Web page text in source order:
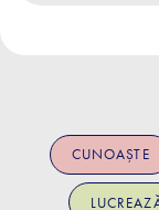
CUNOAȘTE